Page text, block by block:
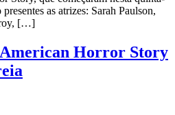
as atrizes: Sarah Paulson,
[…]
American Horror Story